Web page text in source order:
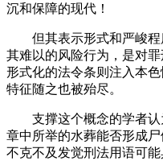
沉和保障的现代！
但其表示形式和严峻程
其难以的风险行为，是对
形式化的法令条则注入本
特征随之也被殆尽。
支撑这个概念的学者认
章中所举的水葬能否形成
不克不及发觉刑法用语可